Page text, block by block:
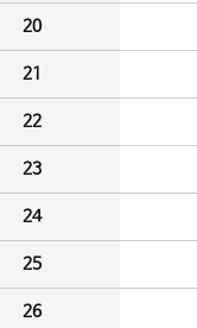
20
21
22
23
24
25
26